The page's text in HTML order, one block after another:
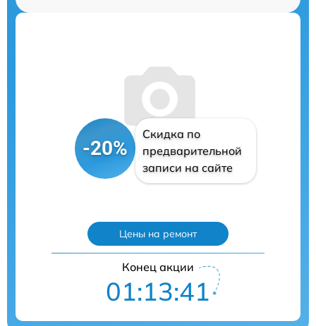
-20%
Скидка по
предварительной
записи на сайте
Цены на ремонт
Конец акции
01:13:40